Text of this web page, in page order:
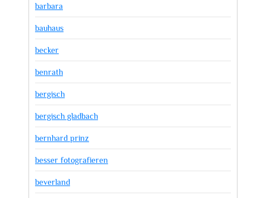
barbara
bauhaus
becker
benrath
bergisch
bergisch gladbach
bernhard prinz
besser fotografieren
beverland